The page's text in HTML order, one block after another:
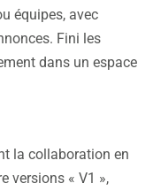
équipes, avec
Fini les
dans un espace
la collaboration en
versions « V1 »,